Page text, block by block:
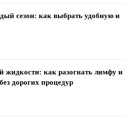
сезон: как выбрать удобную и
жидкости: как разогнать лимфу и
дорогих процедур